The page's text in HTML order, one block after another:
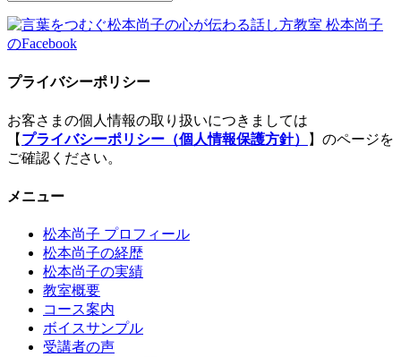
プライバシーポリシー
お客さまの個人情報の取り扱いにつきましては
【 プライバシーポリシー（個人情報保護方針）
】のページを
ご確認ください。
メニュー
松本尚子 プロフィール
松本尚子の経歴
松本尚子の実績
教室概要
コース案内
ボイスサンプル
受講者の声